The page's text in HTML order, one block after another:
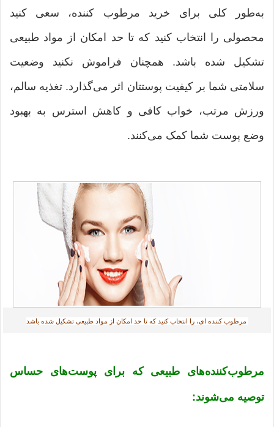
به‌طور کلی برای خرید مرطوب کننده، سعی کنید
محصولی را انتخاب کنید که تا حد امکان از مواد طبیعی
تشکیل شده باشد. همچنان فراموش نکنید وضعیت
سلامتی شما بر کیفیت پوستتان اثر می‌گذارد. تغذیه سالم،
ورزش مرتب، خواب کافی و کاهش استرس به بهبود
وضع پوست شما کمک می‌کنند.
مرطوب کننده ای، را انتخاب کنید که تا حد امکان از مواد طبیعی تشکیل شده باشد
مرطوب‌کننده‌های طبیعی که برای پوست‌های حساس
توصیه می‌شوند: